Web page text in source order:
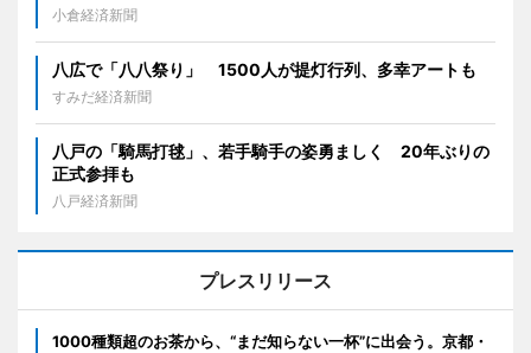
小倉経済新聞
八広で「八八祭り」 1500人が提灯行列、多幸アートも
すみだ経済新聞
八戸の「騎馬打毬」、若手騎手の姿勇ましく 20年ぶりの
正式参拝も
八戸経済新聞
プレスリリース
1000種類超のお茶から、“まだ知らない一杯”に出会う。京都・